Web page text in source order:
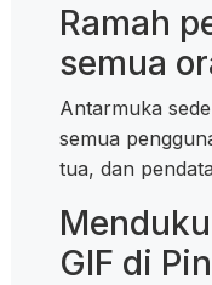
Ramah
semua
Antarmuka
semua
tua, dan
GIF di